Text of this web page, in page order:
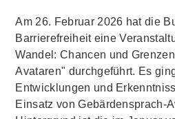
Am 26. Februar 2026 hat die
Barrierefreiheit eine
Wandel: Chancen und
Avataren" durchgeführt. Es
Entwicklungen und
Einsatz von Gebärdensprach-